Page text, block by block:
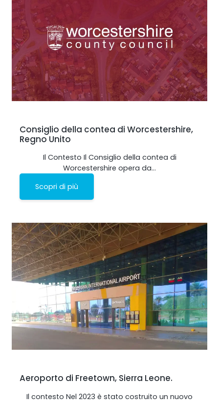
Consiglio della contea di Worcestershire,
Regno Unito
Il Contesto Il Consiglio della contea di
Worcestershire opera da…
Scopri di più
Aeroporto di Freetown, Sierra Leone.
Il contesto Nel 2023 è stato costruito un nuovo